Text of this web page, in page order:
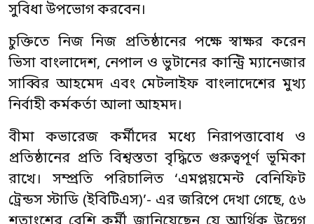
সুবিধা উপভোগ করবেন।
চুক্তিতে নিজ নিজ প্রতিষ্ঠানের পক্ষে স্বাক্ষর করেন
ভিসা বাংলাদেশ, নেপাল ও ভুটানের কান্ট্রি ম্যানেজার
সাব্বির আহমেদ এবং মেটলাইফ বাংলাদেশের মুখ্য
নির্বাহী কর্মকর্তা আলা আহমদ।
বীমা কভারেজ কর্মীদের মধ্যে নিরাপত্তাবোধ ও
প্রতিষ্ঠানের প্রতি বিশ্বস্ততা বৃদ্ধিতে গুরুত্বপূর্ণ ভূমিকা
রাখে। সম্প্রতি পরিচালিত ‘এমপ্লয়মেন্ট বেনিফিট
ট্রেন্ডস স্টাডি (ইবিটিএস)’- এর জরিপে দেখা গেছে, ৫৬